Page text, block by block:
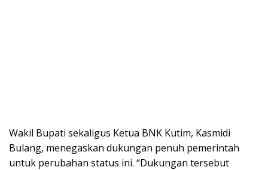
Wakil Bupati sekaligus Ketua BNK Kutim, Kasmidi
Bulang, menegaskan dukungan penuh pemerintah
untuk perubahan status ini. “Dukungan tersebut